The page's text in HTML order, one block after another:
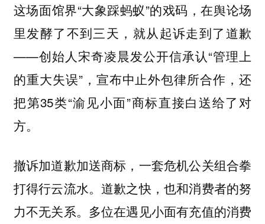
这场面馆界“大象踩蚂蚁”的戏码，在舆论场
里发酵了不到三天，就从起诉走到了道歉
——创始人宋奇凌晨发公开信承认“管理上
的重大失误”，宣布中止外包律所合作，还
把第35类“渝见小面”商标直接白送给了对
方。
撤诉加道歉加送商标，一套危机公关组合拳
打得行云流水。道歉之快，也和消费者的努
力不无关系。多位在遇见小面有充值的消费